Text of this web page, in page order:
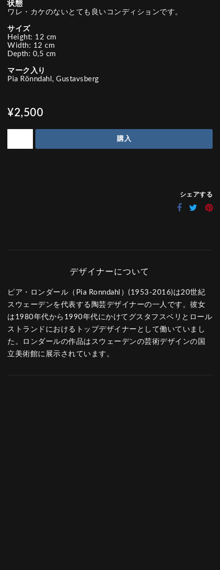
状態
ワレ・カケのないとても良いコンディションです。
サイズ
Height: 12 cm
Width: 12 cm
Depth: 0,5 cm
マーク入り
Pia Rönndahl, Gustavsberg
¥2,500
購入
シェアする
ピア・ロンダール（Pia Ronndahl）(1953-2016)は20世紀
スウェーデンを代表する陶芸デザイナーの一人です。彼女
は1980年代から1990年代にかけてグスタフスベリとロール
ストランドにおけるトップデザイナーとして働いていまし
た。ロンダールの作品はスウェーデンの芸術デザインの国
立美術館に展示されています。